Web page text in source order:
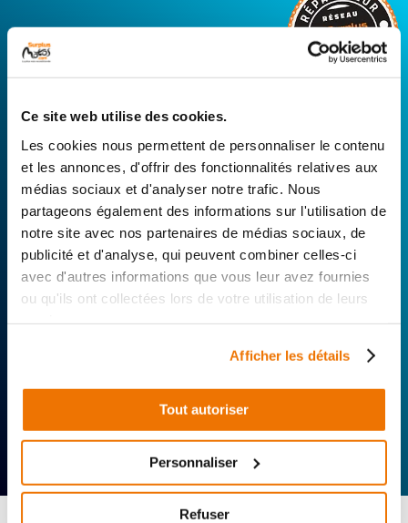
Ce site web utilise des cookies.
Les cookies nous permettent de personnaliser le contenu
et les annonces, d'offrir des fonctionnalités relatives aux
médias sociaux et d'analyser notre trafic. Nous
partageons également des informations sur l'utilisation de
notre site avec nos partenaires de médias sociaux, de
publicité et d'analyse, qui peuvent combiner celles-ci
avec d'autres informations que vous leur avez fournies
ou qu'ils ont collectées lors de votre utilisation de leurs
Afficher les détails
Tout autoriser
Personnaliser
Refuser
CONNECTEZ-VOUS AVEC VOTRE
RÉPARATEUR FAVORI
Avec Surplus Motos, bénéficiez de l’expertise
Distributeurs. De l’achat depièces scooters
d’occasion garanties à la révision complète de
votre 2 roues, trouvez le garage le plus proche de
chez vous.
Rechercher par...
Expertise
Réactivité
Livraison 24h